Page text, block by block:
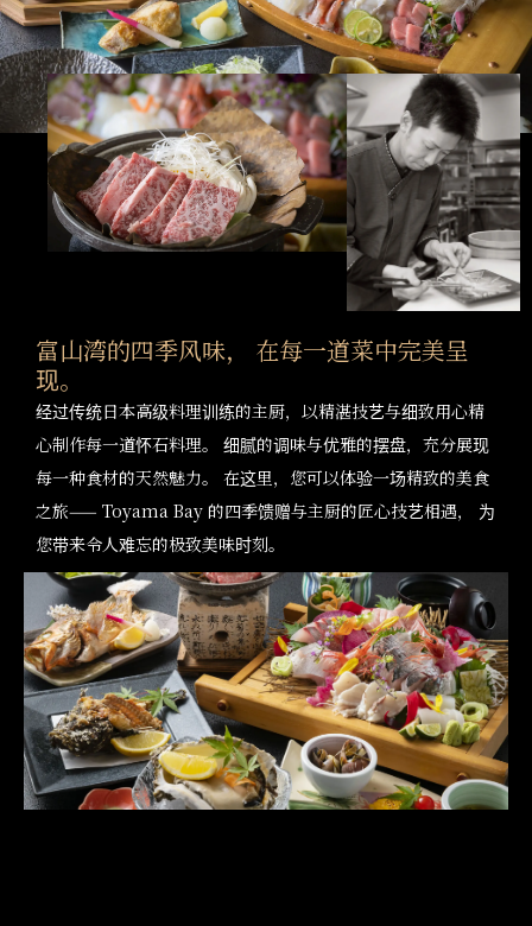
富山湾的四季风味， 在每一道菜中完美呈
现。
经过传统日本高级料理训练的主厨，以精湛技艺与细致用心精
心制作每一道怀石料理。 细腻的调味与优雅的摆盘，充分展现
每一种食材的天然魅力。 在这里，您可以体验一场精致的美食
之旅—— Toyama Bay 的四季馈赠与主厨的匠心技艺相遇， 为
您带来令人难忘的极致美味时刻。